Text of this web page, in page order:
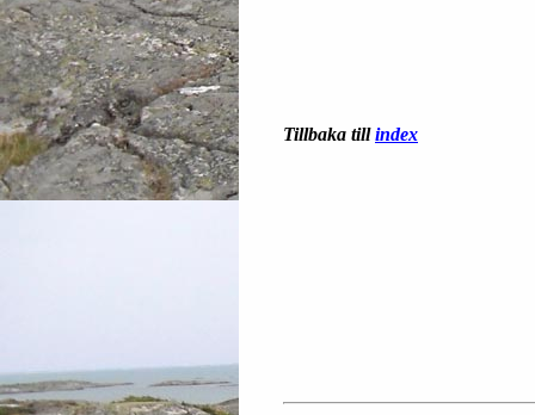
Tillbaka tillindex